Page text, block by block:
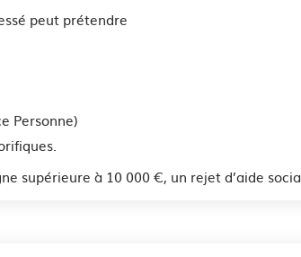
peut prétendre
Personne)
supérieure à 10 000 €, un rejet d’aide